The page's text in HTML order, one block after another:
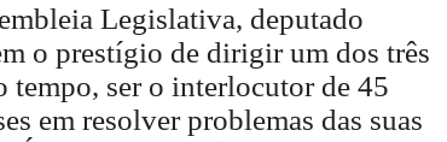
Legislativa, deputado
o prestígio de dirigir um dos três
tempo, ser o interlocutor de 45
em resolver problemas das suas